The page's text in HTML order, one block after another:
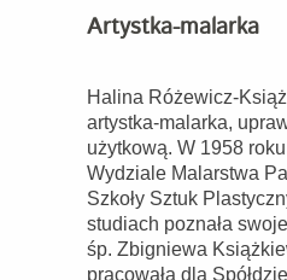
Artystka-malarka
Halina Różewicz-
artystka-malarka,
użytkową. W 1958
Wydziale Malarstwa
Szkoły Sztuk
studiach poznała
śp. Zbigniewa
pracowała dla